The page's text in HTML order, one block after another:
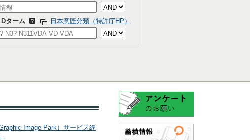
ターム 日本意匠分類（特許庁HP）
Image Park）サービス終